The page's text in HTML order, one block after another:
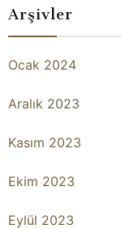
Arşivler
Ocak 2024
Aralık 2023
Kasım 2023
Ekim 2023
Eylül 2023